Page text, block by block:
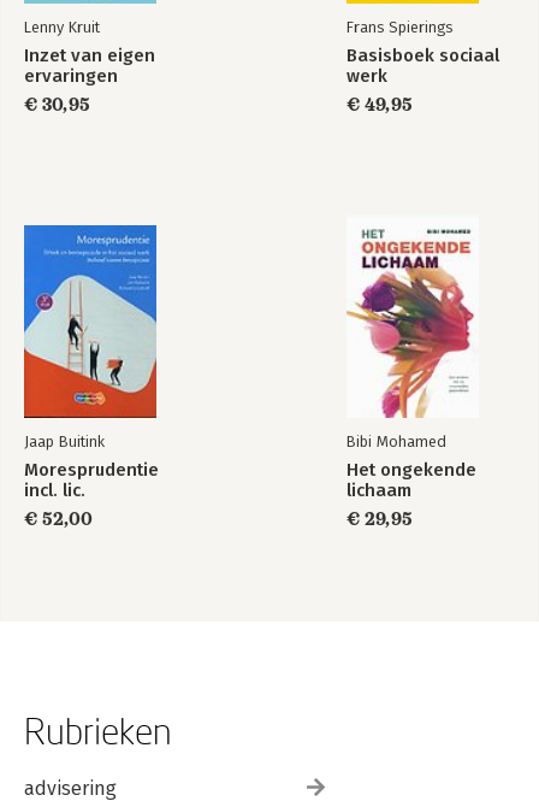
Lenny Kruit
Inzet van eigen
ervaringen
€ 30,95
Frans Spierings
Basisboek sociaal
werk
€ 49,95
Jaap Buitink
Moresprudentie
incl. lic.
€ 52,00
Bibi Mohamed
Het ongekende
lichaam
€ 29,95
Rubrieken
advisering